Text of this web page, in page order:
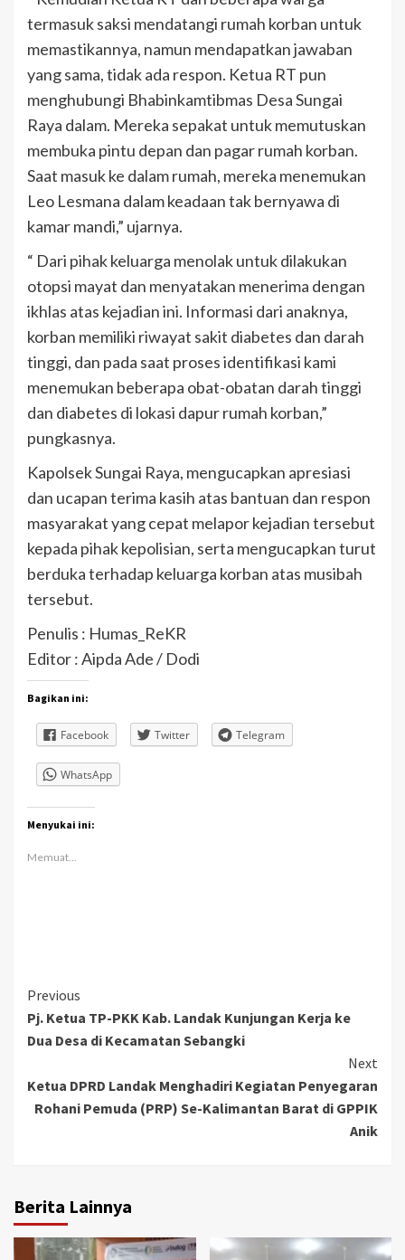
termasuk saksi mendatangi rumah korban untuk
memastikannya, namun mendapatkan jawaban
yang sama, tidak ada respon. Ketua RT pun
menghubungi Bhabinkamtibmas Desa Sungai
Raya dalam. Mereka sepakat untuk memutuskan
membuka pintu depan dan pagar rumah korban.
Saat masuk ke dalam rumah, mereka menemukan
Leo Lesmana dalam keadaan tak bernyawa di
kamar mandi,” ujarnya.
“ Dari pihak keluarga menolak untuk dilakukan
otopsi mayat dan menyatakan menerima dengan
ikhlas atas kejadian ini. Informasi dari anaknya,
korban memiliki riwayat sakit diabetes dan darah
tinggi, dan pada saat proses identifikasi kami
menemukan beberapa obat-obatan darah tinggi
dan diabetes di lokasi dapur rumah korban,”
pungkasnya.
Kapolsek Sungai Raya, mengucapkan apresiasi
dan ucapan terima kasih atas bantuan dan respon
masyarakat yang cepat melapor kejadian tersebut
kepada pihak kepolisian, serta mengucapkan turut
berduka terhadap keluarga korban atas musibah
tersebut.
Penulis : Humas_ReKR
Editor : Aipda Ade / Dodi
Bagikan ini:
Facebook Twitter Telegram
WhatsApp
Menyukai ini:
Memuat...
Continue
Reading
Previous
Pj. Ketua TP-PKK Kab. Landak Kunjungan Kerja ke
Dua Desa di Kecamatan Sebangki
Next
Ketua DPRD Landak Menghadiri Kegiatan Penyegaran
Rohani Pemuda (PRP) Se-Kalimantan Barat di GPPIK
Anik
Berita Lainnya